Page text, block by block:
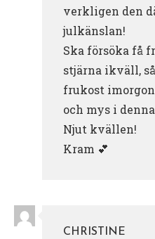
verkligen den
julkänslan!
Ska försöka få
stjärna ikväll,
frukost
och mys i
Njut kvällen!
Kram 💕
CHRISTINE